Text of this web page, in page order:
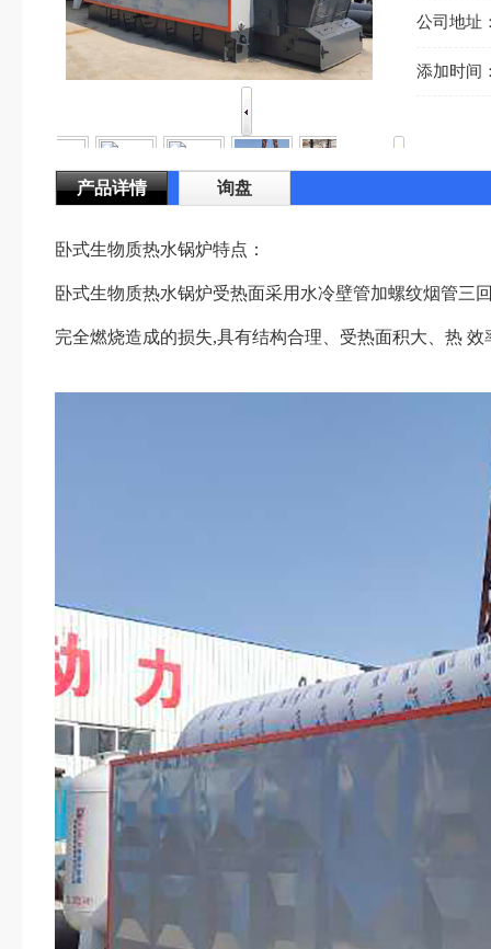
公司地址
添加时间
产品详情 询盘
卧式生物质热水锅炉特点：
卧式生物质热水锅炉受热面采用水冷壁管加螺纹烟管三
完全燃烧造成的损失,具有结构合理、受热面积大、热 效率高